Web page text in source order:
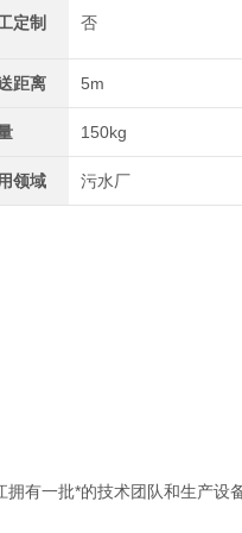
定制 否
距离 5m
150kg
领域 污水厂
有一批*的技术团队和生产